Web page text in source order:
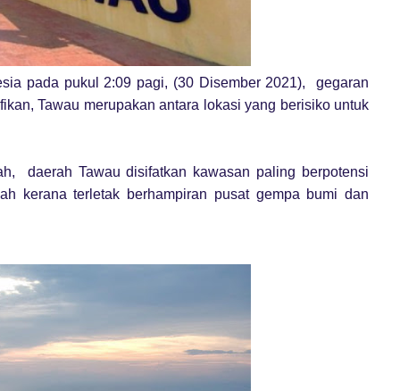
pada pukul 2:09 pagi, (30 Disember 2021), gegaran
Tawau merupakan antara lokasi yang berisiko untuk
daerah Tawau disifatkan kawasan paling berpotensi
kerana terletak berhampiran pusat gempa bumi dan